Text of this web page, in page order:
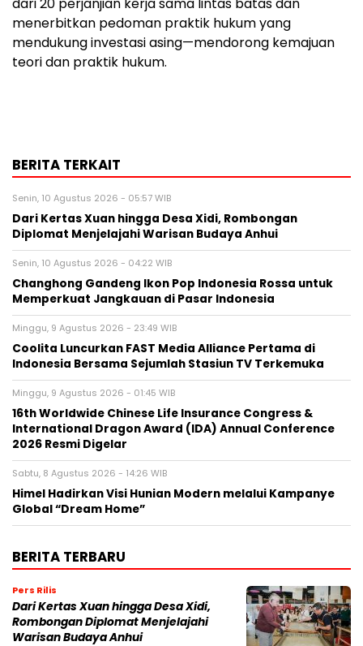
menerbitkan pedoman praktik hukum yang
mendukung investasi asing—mendorong kemajuan
teori dan praktik hukum.
BERITA TERKAIT
Senin, 10 Agustus 2026 - 05:57 WIB
Dari Kertas Xuan hingga Desa Xidi, Rombongan
Diplomat Menjelajahi Warisan Budaya Anhui
Senin, 10 Agustus 2026 - 04:22 WIB
Changhong Gandeng Ikon Pop Indonesia Rossa untuk
Memperkuat Jangkauan di Pasar Indonesia
Minggu, 9 Agustus 2026 - 23:49 WIB
Coolita Luncurkan FAST Media Alliance Pertama di
Indonesia Bersama Sejumlah Stasiun TV Terkemuka
Minggu, 9 Agustus 2026 - 01:45 WIB
16th Worldwide Chinese Life Insurance Congress &
International Dragon Award (IDA) Annual Conference
2026 Resmi Digelar
Sabtu, 8 Agustus 2026 - 14:26 WIB
Himel Hadirkan Visi Hunian Modern melalui Kampanye
Global “Dream Home”
BERITA TERBARU
Pers Rilis
Dari Kertas Xuan hingga Desa Xidi,
Rombongan Diplomat Menjelajahi
Warisan Budaya Anhui